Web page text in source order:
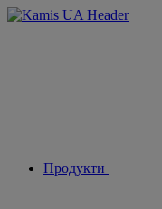
Продукти